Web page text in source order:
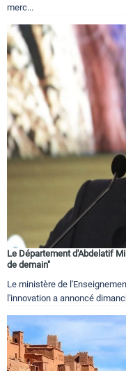
merc...
Le Département d'Abdelatif
de demain"
Le ministère de
l'innovation a annoncé